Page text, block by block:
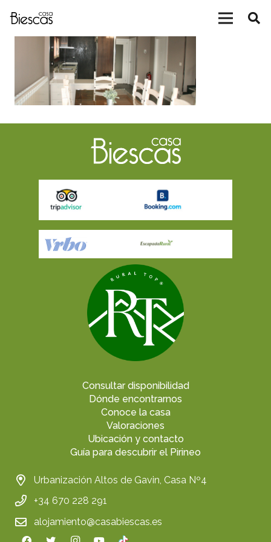
Consultar disponibilidad
Dónde encontrarnos
Conoce la casa
Valoraciones
Ubicación y contacto
Guía para descubrir el Pirineo
Urbanización Altos de Gavin, Casa Nº4
+34 670 228 291
alojamiento@casabiescas.es